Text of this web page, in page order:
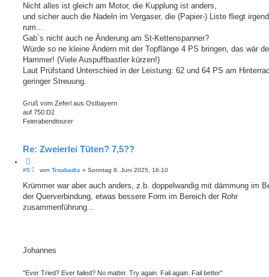
i
e
e
n
i
r
Nicht alles ist gleich am Motor, die Kupplung ist anders,
und sicher auch die Nadeln im Vergaser, die (Papier-) Liste fliegt
rum...
Gab`s nicht auch ne Änderung am St-Kettenspanner?
Würde so ne kleine Ändern mit der Topflänge 4 PS bringen, das wär
Hammer! (Viele Auspuffbastler kürzen!)
Laut Prüfstand Unterschied in der Leistung: 62 und 64 PS am
geringer Streuung.
Gruß vom Zeferl aus Ostbayern
auf 750 D2
Feierabendtourer
Re: Zweierlei Tüten? 7,5??
i
i
e
e
#5
B
i
r
a
von Troubadix » Sonntag 8. Juni 2025, 16:10
Krümmer war aber auch anders, z.b. doppelwandig mit dämmung im
der Querverbindung, etwas bessere Form im Bereich der Rohr
zusammenführung...
Johannes
"Ever Tried? Ever failed? No matter. Try again. Fail again. Fail better"